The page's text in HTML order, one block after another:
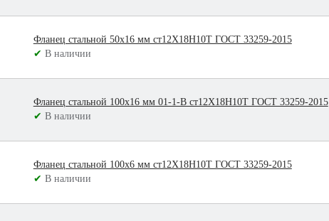
Фланец стальной 50х16 мм ст12Х18Н10Т ГОСТ 33259-2015
✔ В наличии
Фланец стальной 100х16 мм 01-1-В ст12Х18Н10Т ГОСТ 33259-2015
✔ В наличии
Фланец стальной 100х6 мм ст12Х18Н10Т ГОСТ 33259-2015
✔ В наличии